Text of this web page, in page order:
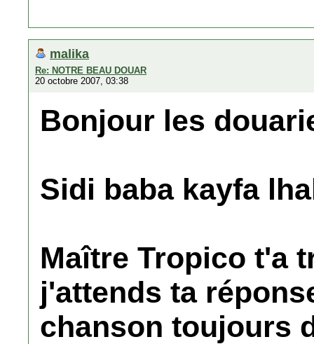
malika
Re: NOTRE BEAU DOUAR
20 octobre 2007, 03:38
Bonjour les
Sidi baba kayfa
Maître Tropico t'a
j'attends ta
chanson toujours